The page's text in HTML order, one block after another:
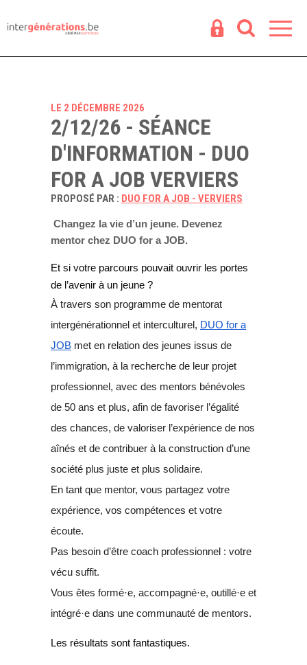
LE 2 DÉCEMBRE 2026
2/12/26 - SÉANCE
D'INFORMATION - DUO
FOR A JOB VERVIERS
PROPOSÉ PAR : DUO FOR A JOB - VERVIERS
Changez la vie d’un jeune. Devenez
mentor chez DUO for a JOB.
Et si votre parcours pouvait ouvrir les portes
de l’avenir à un jeune ?
À travers son programme de mentorat
intergénérationnel et interculturel, DUO for a
JOB met en relation des jeunes issus de
l’immigration, à la recherche de leur projet
professionnel, avec des mentors bénévoles
de 50 ans et plus, afin de favoriser l’égalité
des chances, de valoriser l’expérience de nos
aînés et de contribuer à la construction d’une
société plus juste et plus solidaire.
En tant que mentor, vous partagez votre
expérience, vos compétences et votre
écoute.
Pas besoin d’être coach professionnel : votre
vécu suffit.
Vous êtes formé·e, accompagné·e, outillé·e et
intégré·e dans une communauté de mentors.
Les résultats sont fantastiques.